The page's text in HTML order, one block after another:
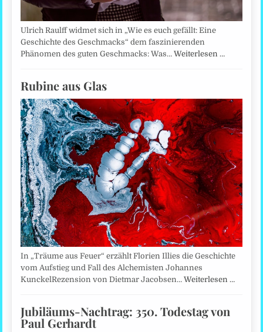
Ulrich Raulff widmet sich in „Wie es euch gefällt: Eine
Geschichte des Geschmacks“ dem faszinierenden
Phänomen des guten Geschmacks: Was…Weiterlesen …
Rubine aus Glas
In „Träume aus Feuer“ erzählt Florien Illies die Geschichte
vom Aufstieg und Fall des Alchemisten Johannes
KunckelRezension von Dietmar Jacobsen…Weiterlesen …
Jubiläums-Nachtrag: 350. Todestag von
Paul Gerhardt